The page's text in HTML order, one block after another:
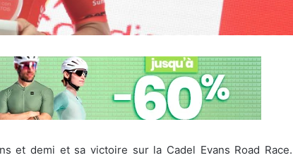
et demi et sa victoire sur la Cadel Evans Road Race.